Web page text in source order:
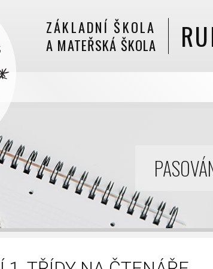
ZÁKLADNÍ ŠKOLA
A MATEŘSKÁ ŠKOLA